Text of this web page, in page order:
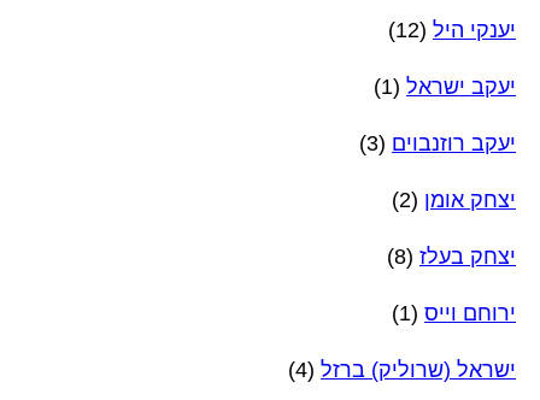
יענקי היל (12)
יעקב ישראל (1)
יעקב רוזנבוים (3)
יצחק אומן (2)
יצחק בעלז (8)
ירוחם וייס (1)
ישראל (שרוליק) ברזל (4)